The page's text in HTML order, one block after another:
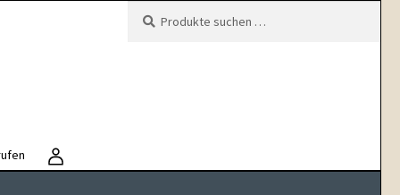
nach: